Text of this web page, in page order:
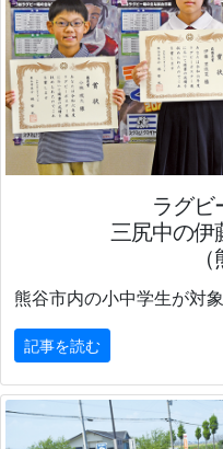
ラグビ
三尻中の伊
記事を読む